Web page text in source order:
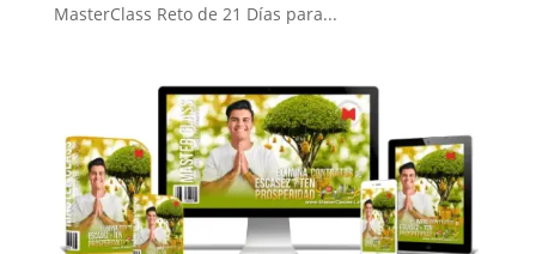
MasterClass Reto de 21 Días para...